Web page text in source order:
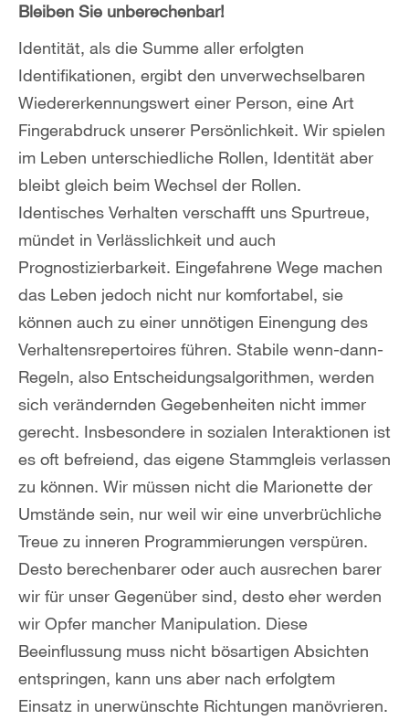
Bleiben Sie unberechenbar!
Identität, als die Summe aller erfolgten
Identifikationen, ergibt den unverwechselbaren
Wiedererkennungswert einer Person, eine Art
Fingerabdruck unserer Persönlichkeit. Wir spielen
im Leben unterschiedliche Rollen, Identität aber
bleibt gleich beim Wechsel der Rollen.
Identisches Verhalten verschafft uns Spurtreue,
mündet in Verlässlichkeit und auch
Prognostizierbarkeit. Eingefahrene Wege machen
das Leben jedoch nicht nur komfortabel, sie
können auch zu einer unnötigen Einengung des
Verhaltensrepertoires führen. Stabile wenn-dann-
Regeln, also Entscheidungsalgorithmen, werden
sich verändernden Gegebenheiten nicht immer
gerecht. Insbesondere in sozialen Interaktionen ist
es oft befreiend, das eigene Stammgleis verlassen
zu können. Wir müssen nicht die Marionette der
Umstände sein, nur weil wir eine unverbrüchliche
Treue zu inneren Programmierungen verspüren.
Desto berechenbarer oder auch ausrechen barer
wir für unser Gegenüber sind, desto eher werden
wir Opfer mancher Manipulation. Diese
Beeinflussung muss nicht bösartigen Absichten
entspringen, kann uns aber nach erfolgtem
Einsatz in unerwünschte Richtungen manövrieren.